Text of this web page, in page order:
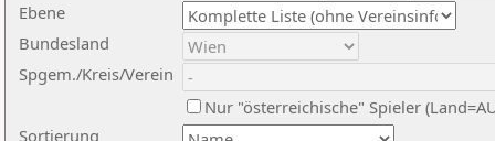
Ebene
Sortierung
Bundesland
Spgem./Kreis/Verein
Nur "österreichische" Spieler